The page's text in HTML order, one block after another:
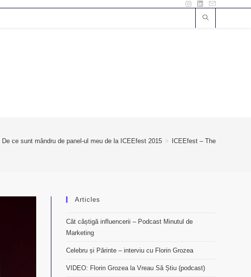
De ce sunt mândru de panel-ul meu de la ICEEfest 2015 > ICEEfest – The war on
Articles
Cât câștigă influencerii – Podcast Minutul de
Marketing
Celebru și Părinte – interviu cu Florin Grozea
VIDEO: Florin Grozea la Vreau Să Știu (podcast)